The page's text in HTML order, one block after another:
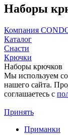
Наборы
Компания
Каталог
Снасти
Крючки
Наборы крючков
Мы используем
нашего сайта.
соглашаетесь c
Принять
Приманки